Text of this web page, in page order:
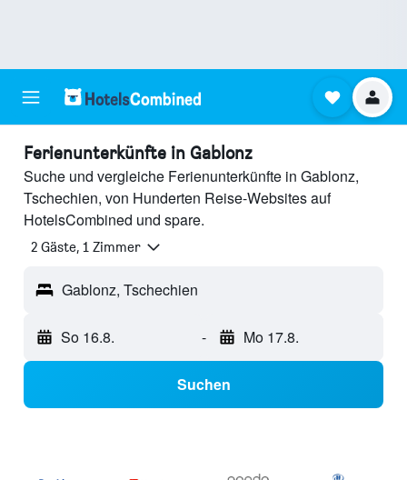
Ferienunterkünfte in Gablonz
Suche und vergleiche Ferienunterkünfte in Gablonz,
Tschechien, von Hunderten Reise-Websites auf
HotelsCombined und spare.
2 Gäste, 1 Zimmer
Gablonz, Tschechien
So 16.8. - Mo 17.8.
Suchen